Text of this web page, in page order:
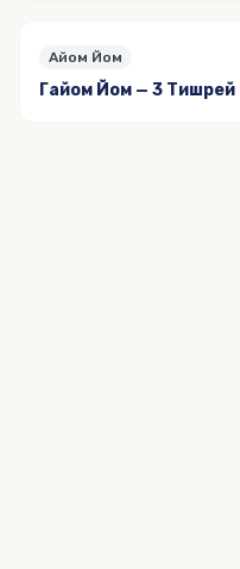
Айом Йом
Гайом Йом — 3 Тишрей